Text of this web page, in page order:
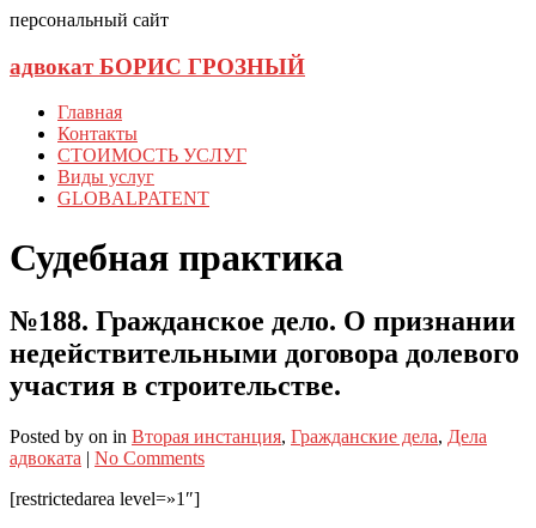
персональный сайт
адвокат БОРИС ГРОЗНЫЙ
Главная
Контакты
СТОИМОСТЬ УСЛУГ
Виды услуг
GLOBALPATENT
Судебная практика
№188. Гражданское дело. О признании
недействительными договора долевого
участия в строительстве.
Posted by on in Вторая инстанция, Гражданские дела, Дела
адвоката | No Comments
[restrictedarea level=»1″]